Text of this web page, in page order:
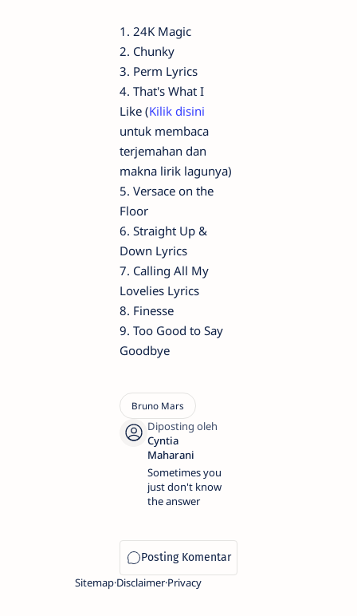
1. 24K Magic
2. Chunky
3. Perm Lyrics
4. That's What I
Like (Kilik disini
untuk membaca
terjemahan dan
makna lirik lagunya)
5. Versace on the
Floor
6. Straight Up &
Down Lyrics
7. Calling All My
Lovelies Lyrics
8. Finesse
9. Too Good to Say
Goodbye
Sometimes you
just don't know
the answer
Sitemap Disclaimer Privacy